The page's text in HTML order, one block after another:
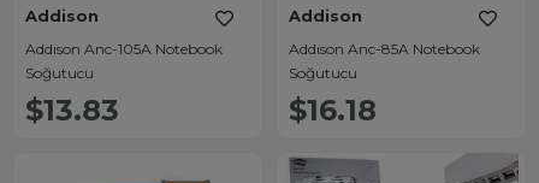
Addison
Addıson Anc-105A Notebook
Soğutucu
$13.83
Addison
Addıson Anc-85A Notebook
Soğutucu
$16.18